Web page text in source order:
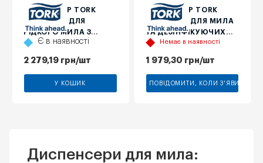
ДИСПЕНСЕР TORK
ELEVATION ДЛЯ
РІДКОГО МИЛА З
ЛІКТЬОВИМ
1 Л
Є в наявності
2 279,19 грн/шт
У КОШИК
ДИСПЕНСЕР TORK
ELEVATION ДЛЯ МИЛА
ТА ДЕЗІНФІКУЮЧИХ
ЗАСОБІВ, БІЛИЙ, 1 Л
Немає в наявності
1 979,30 грн/шт
ПОВІДОМИТИ, КОЛИ З'ЯВИТЬСЯ
Диспенсери для мила: